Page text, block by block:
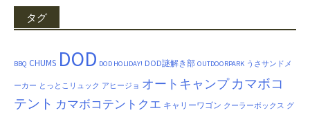
タグ
BBQ CHUMS DOD DOD HOLIDAY! DOD謎解き部 OUTDOORPARK うさサンドメ
ーカー とっとこリュック アヒージョ オートキャンプ カマボコ
テント カマボコテントクエ キャリーワゴン クーラーボックス グ